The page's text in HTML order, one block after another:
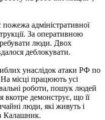
пожежа адміністративної
За оперативною
люди. Двох
деблокувати.
унаслідок атаки РФ по
місці працюють усі
роботи, пошук людей
вкотре демонструє, що її
люди, які живуть і
Калашник.